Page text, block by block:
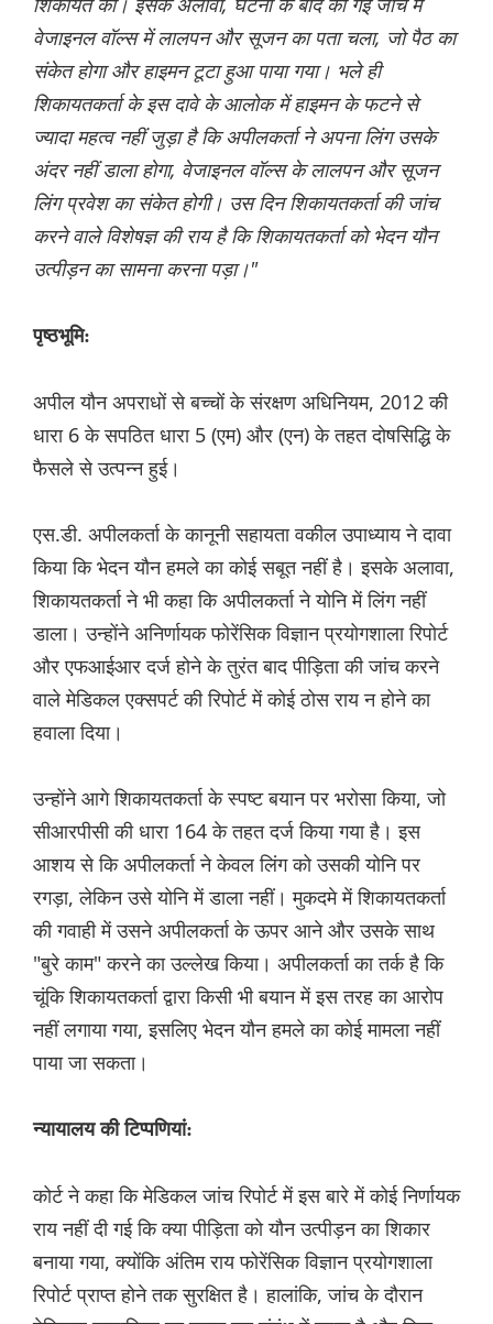
वेजाइनल वॉल्स में लालपन और सूजन का पता चला, जो पैठ का
संकेत होगा और हाइमन टूटा हुआ पाया गया। भले ही
शिकायतकर्ता के इस दावे के आलोक में हाइमन के फटने से
ज्यादा महत्व नहीं जुड़ा है कि अपीलकर्ता ने अपना लिंग उसके
अंदर नहीं डाला होगा, वेजाइनल वॉल्स के लालपन और सूजन
लिंग प्रवेश का संकेत होगी। उस दिन शिकायतकर्ता की जांच
करने वाले विशेषज्ञ की राय है कि शिकायतकर्ता को भेदन यौन
उत्पीड़न का सामना करना पड़ा।"
पृष्ठभूमि:
अपील यौन अपराधों से बच्चों के संरक्षण अधिनियम, 2012 की
धारा 6 के सपठित धारा 5 (एम) और (एन) के तहत दोषसिद्धि के
फैसले से उत्पन्न हुई।
एस.डी. अपीलकर्ता के कानूनी सहायता वकील उपाध्याय ने दावा
किया कि भेदन यौन हमले का कोई सबूत नहीं है। इसके अलावा,
शिकायतकर्ता ने भी कहा कि अपीलकर्ता ने योनि में लिंग नहीं
डाला। उन्होंने अनिर्णायक फोरेंसिक विज्ञान प्रयोगशाला रिपोर्ट
और एफआईआर दर्ज होने के तुरंत बाद पीड़िता की जांच करने
वाले मेडिकल एक्सपर्ट की रिपोर्ट में कोई ठोस राय न होने का
हवाला दिया।
उन्होंने आगे शिकायतकर्ता के स्पष्ट बयान पर भरोसा किया, जो
सीआरपीसी की धारा 164 के तहत दर्ज किया गया है। इस
आशय से कि अपीलकर्ता ने केवल लिंग को उसकी योनि पर
रगड़ा, लेकिन उसे योनि में डाला नहीं। मुकदमे में शिकायतकर्ता
की गवाही में उसने अपीलकर्ता के ऊपर आने और उसके साथ
"बुरे काम" करने का उल्लेख किया। अपीलकर्ता का तर्क है कि
चूंकि शिकायतकर्ता द्वारा किसी भी बयान में इस तरह का आरोप
नहीं लगाया गया, इसलिए भेदन यौन हमले का कोई मामला नहीं
पाया जा सकता।
न्यायालय की टिप्पणियां:
कोर्ट ने कहा कि मेडिकल जांच रिपोर्ट में इस बारे में कोई निर्णायक
राय नहीं दी गई कि क्या पीड़िता को यौन उत्पीड़न का शिकार
बनाया गया, क्योंकि अंतिम राय फोरेंसिक विज्ञान प्रयोगशाला
रिपोर्ट प्राप्त होने तक सुरक्षित है। हालांकि, जांच के दौरान